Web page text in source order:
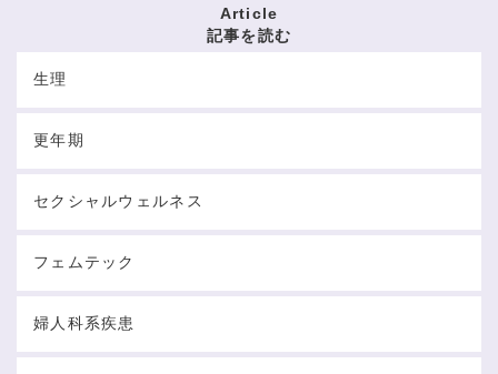
Article
記事を読む
生理
更年期
セクシャルウェルネス
フェムテック
婦人科系疾患